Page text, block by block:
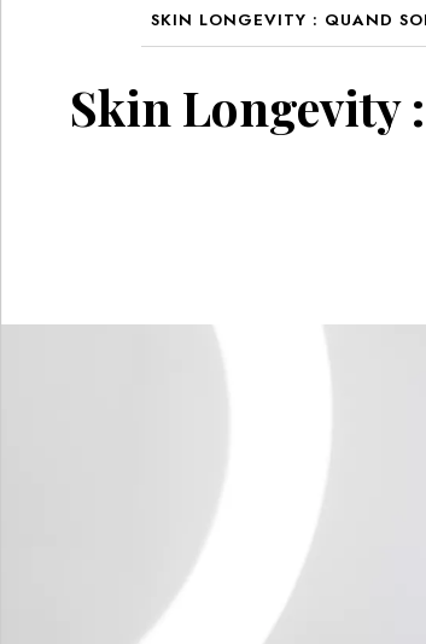
SKIN LONGEVITY : QUAND
Skin Longevity